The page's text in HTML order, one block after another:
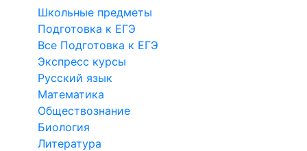
Школьные предметы
Подготовка к ЕГЭ
Все Подготовка к ЕГЭ
Экспресс курсы
Русский язык
Математика
Обществознание
Биология
Литература